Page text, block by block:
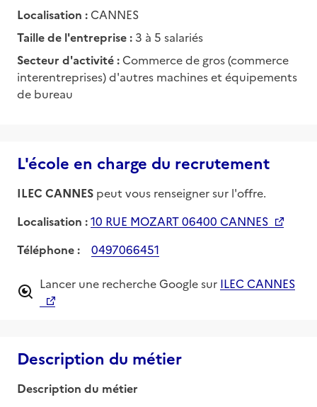
Localisation : CANNES
Taille de l'entreprise : 3 à 5 salariés
Secteur d'activité : Commerce de gros (commerce
interentreprises) d'autres machines et équipements
de bureau
L'école en charge du recrutement
ILEC CANNES peut vous renseigner sur l'offre.
Localisation :10 RUE MOZART 06400 CANNES
Téléphone :
0497066451
Lancer une recherche Google sur ILEC CANNES
Description du métier
Description du métier